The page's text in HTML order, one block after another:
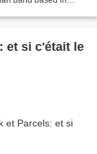
et si c'était le